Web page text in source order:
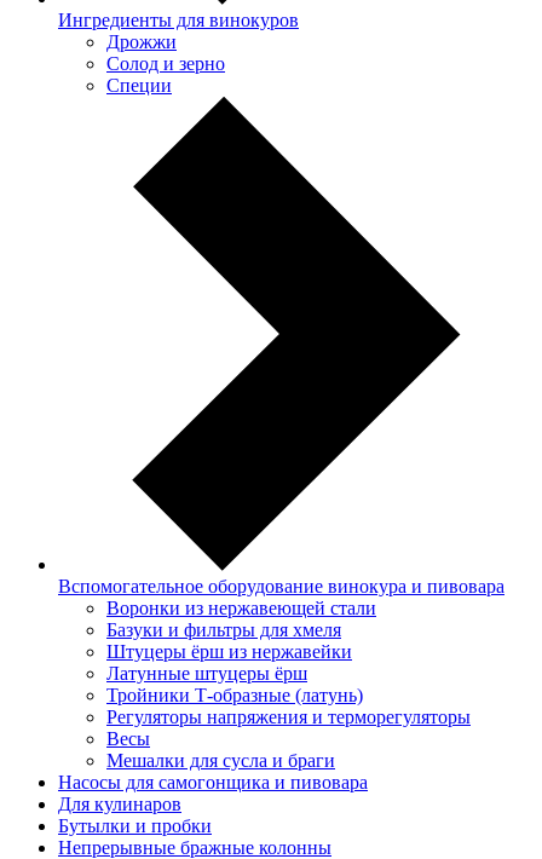
Ингредиенты для винокуров
Дрожжи
Солод и зерно
Специи
Вспомогательное оборудование винокура и пивовара
Воронки из нержавеющей стали
Базуки и фильтры для хмеля
Штуцеры ёрш из нержавейки
Латунные штуцеры ёрш
Тройники Т-образные (латунь)
Регуляторы напряжения и терморегуляторы
Весы
Мешалки для сусла и браги
Насосы для самогонщика и пивовара
Для кулинаров
Бутылки и пробки
Непрерывные бражные колонны